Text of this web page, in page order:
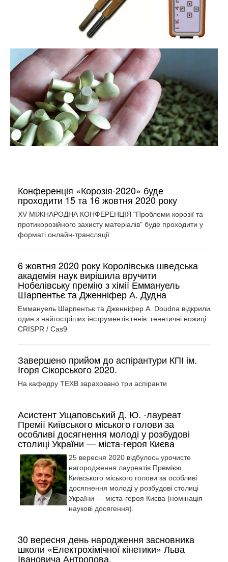
Конференція «Корозія-2020» буде
проходити 15 та 16 жовтня 2020 року
XV МІЖНАРОДНА КОНФЕРЕНЦІЯ "Проблеми корозії та
протикорозійного захисту матеріалів" буде проходити у
форматі онлайн-трансляції
6 жовтня 2020 року Королівська шведська
академія наук вирішила вручити
Нобелівську премію з хімії Еммануель
Шарпентьє та Дженніфер А. Дудна
Еммануель Шарпентьє та Дженніфер А. Doudna відкрили
один з найгостріших інструментів генів: генетичні ножиці
CRISPR / Cas9
Завершено прийом до аспірантури КПІ ім.
Ігоря Сікорського 2020.
На кафедру ТЕХВ зараховано три аспіранти
Асистент Ущаповський Д. Ю. -лауреат
Премії Київського міського голови за
особливі досягнення молоді у розбудові
столиці України — міста-героя Києва
25 вересня 2020 відбулось урочисте
нагородження лауреатів Премією
Київського міського голови за особливі
досягнення молоді у розбудові столиці
України — міста-героя Києва (номінація –
наукові досягення).
30 вересня день народження засновника
школи «Електрохімічної кінетики» Льва
Івановича Антропова.